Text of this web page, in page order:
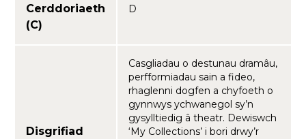
Cerddoriaeth
(C)
D
Disgrifiad
Casgliadau o destunau dramâu,
perfformiadau sain a fideo,
rhaglenni dogfen a chyfoeth o
gynnwys ychwanegol sy’n
gysylltiedig â theatr. Dewiswch
‘My Collections’ i bori drwy’r